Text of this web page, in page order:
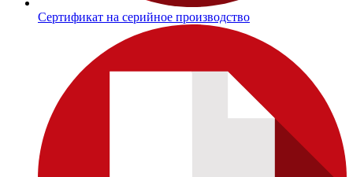
Сертификат на серийное производство